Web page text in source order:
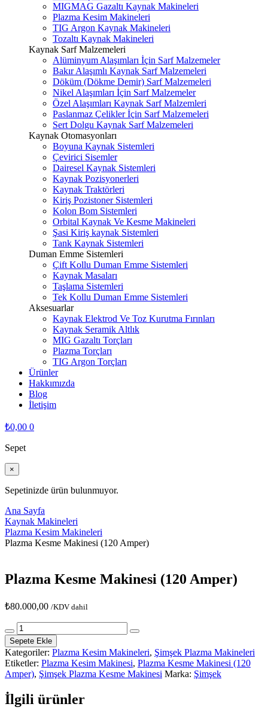
MIGMAG Gazaltı Kaynak Makineleri
Plazma Kesim Makineleri
TIG Argon Kaynak Makineleri
Tozaltı Kaynak Makineleri
Kaynak Sarf Malzemeleri
Alüminyum Alaşımları İçin Sarf Malzemeler
Bakır Alaşımlı Kaynak Sarf Malzemeleri
Döküm (Dökme Demir) Sarf Malzemeleri
Nikel Alaşımları İçin Sarf Malzemeler
Özel Alaşımları Kaynak Sarf Malzemleri
Paslanmaz Çelikler İçin Sarf Malzemeleri
Sert Dolgu Kaynak Sarf Malzemeleri
Kaynak Otomasyonları
Boyuna Kaynak Sistemleri
Çevirici Sisemler
Dairesel Kaynak Sistemleri
Kaynak Pozisyonerleri
Kaynak Traktörleri
Kiriş Pozistoner Sistemleri
Kolon Bom Sistemleri
Orbital Kaynak Ve Kesme Makineleri
Şasi Kiriş kaynak Sistemleri
Tank Kaynak Sistemleri
Duman Emme Sistemleri
Çift Kollu Duman Emme Sistemleri
Kaynak Masaları
Taşlama Sistemleri
Tek Kollu Duman Emme Sistemleri
Aksesuarlar
Kaynak Elektrod Ve Toz Kurutma Fırınları
Kaynak Seramik Altlık
MIG Gazaltı Torçları
Plazma Torçları
TIG Argon Torçları
Ürünler
Hakkımızda
Blog
İletişim
₺0,00 0
Sepet
×
Sepetinizde ürün bulunmuyor.
Ana Sayfa
Kaynak Makineleri
Plazma Kesim Makineleri
Plazma Kesme Makinesi (120 Amper)
Plazma Kesme Makinesi (120 Amper)
₺80.000,00 /KDV dahil
Plazma
Kesme
Makinesi
(120
Amper)
adet
Sepete Ekle
Kategoriler: Plazma Kesim Makineleri, Şimşek Plazma Makineleri
Etiketler: Plazma Kesim Makinesi, Plazma Kesme Makinesi (120
Amper), Şimşek Plazma Kesme Makinesi Marka: Şimşek
İlgili ürünler